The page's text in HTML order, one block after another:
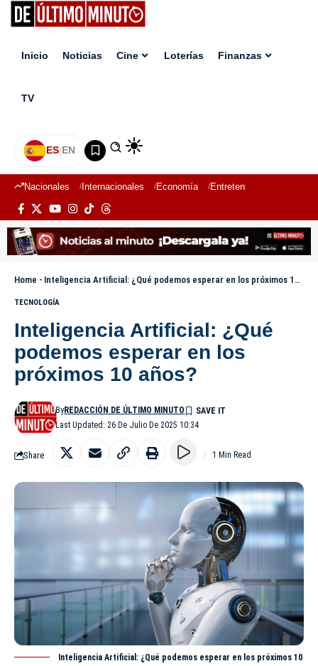
Inicio Noticias Cine Loterías Finanzas
TV
ES|EN
Nacionales Internacionales Economía Entretenimiento
Home - Inteligencia Artificial: ¿Qué podemos esperar en los próximos 10 años?
TECNOLOGÍA
Inteligencia Artificial: ¿Qué
podemos esperar en los
próximos 10 años?
Last Updated: 26 De Julio De 2025 10:34
ByREDACCIÓN DE ÚLTIMO MINUTO
Share 1 Min Read
Inteligencia Artificial: ¿Qué podemos esperar en los próximos 10